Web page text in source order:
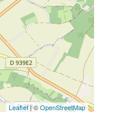
Leaflet| ©OpenStreetMap